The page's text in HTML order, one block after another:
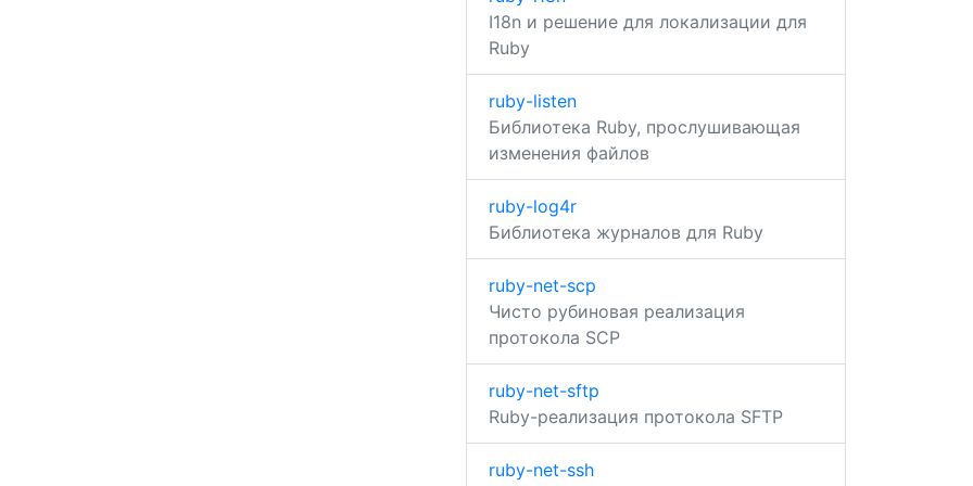
I18n и решение для локализации для
Ruby
ruby-listen
Библиотека Ruby, прослушивающая
изменения файлов
ruby-log4r
Библиотека журналов для Ruby
ruby-net-scp
Чисто рубиновая реализация
протокола SCP
ruby-net-sftp
Ruby-реализация протокола SFTP
ruby-net-ssh